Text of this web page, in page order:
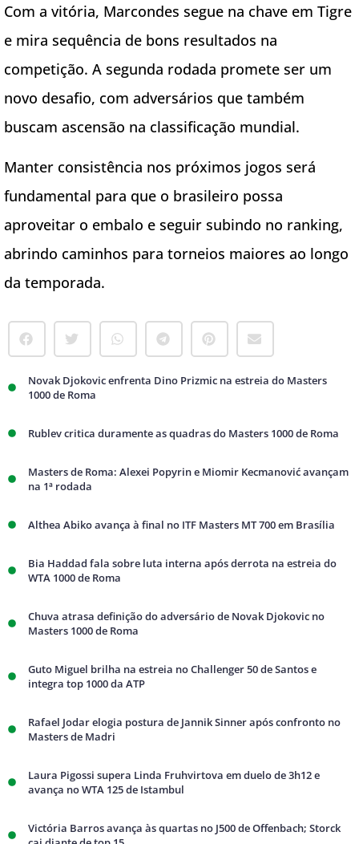
Com a vitória, Marcondes segue na chave em Tigre
e mira sequência de bons resultados na
competição. A segunda rodada promete ser um
novo desafio, com adversários que também
buscam ascensão na classificação mundial.
Manter consistência nos próximos jogos será
fundamental para que o brasileiro possa
aproveitar o embalo e seguir subindo no ranking,
abrindo caminhos para torneios maiores ao longo
da temporada.
Novak Djokovic enfrenta Dino Prizmic na estreia do Masters
1000 de Roma
Rublev critica duramente as quadras do Masters 1000 de Roma
Masters de Roma: Alexei Popyrin e Miomir Kecmanović avançam
na 1ª rodada
Althea Abiko avança à final no ITF Masters MT 700 em Brasília
Bia Haddad fala sobre luta interna após derrota na estreia do
WTA 1000 de Roma
Chuva atrasa definição do adversário de Novak Djokovic no
Masters 1000 de Roma
Guto Miguel brilha na estreia no Challenger 50 de Santos e
integra top 1000 da ATP
Rafael Jodar elogia postura de Jannik Sinner após confronto no
Masters de Madri
Laura Pigossi supera Linda Fruhvirtova em duelo de 3h12 e
avança no WTA 125 de Istambul
Victória Barros avança às quartas no J500 de Offenbach; Storck